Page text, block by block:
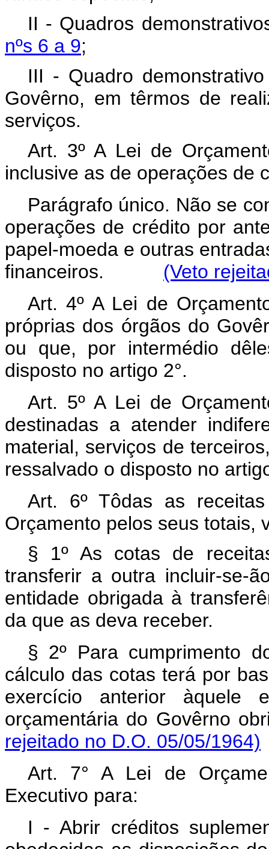
II - Quadros
nºs 6 a 9;
III - Quadro
Govêrno, em têrmos de
serviços.
Art. 3º A Lei de
inclusive as de operações de
Parágrafo único. Não se
operações de crédito por
papel-moeda e outras
financeiros. (Veto
Art. 4º A Lei de
próprias dos órgãos do
ou que, por intermédio
disposto no artigo 2°.
Art. 5º A Lei de
destinadas a atender
material, serviços de
ressalvado o disposto no
Art. 6º Tôdas as
Orçamento pelos seus totais,
§ 1º As cotas de
transferir a outra incluir-se-
entidade obrigada à
da que as deva receber.
§ 2º Para cumprimento
cálculo das cotas terá por
exercício anterior
orçamentária do Govêrno
rejeitado no D.O. 05/05/1964)
Art. 7° A Lei de
Executivo para:
I - Abrir créditos